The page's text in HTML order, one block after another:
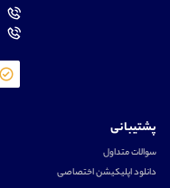
پشتیبانی
سوالات متداول
دانلود اپلیکیشن اختصاصی